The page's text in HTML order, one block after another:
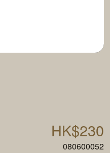
HK$230
080600052